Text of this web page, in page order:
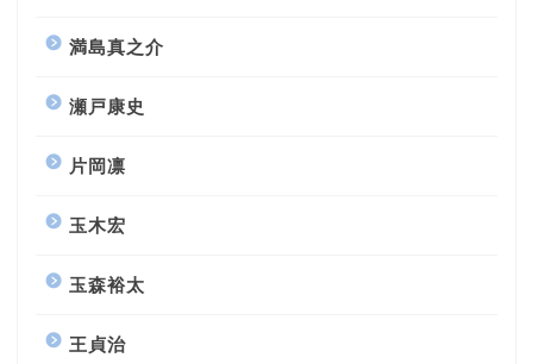
満島真之介
瀬戸康史
片岡凛
玉木宏
玉森裕太
王貞治